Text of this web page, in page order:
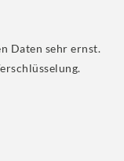
Daten sehr ernst.